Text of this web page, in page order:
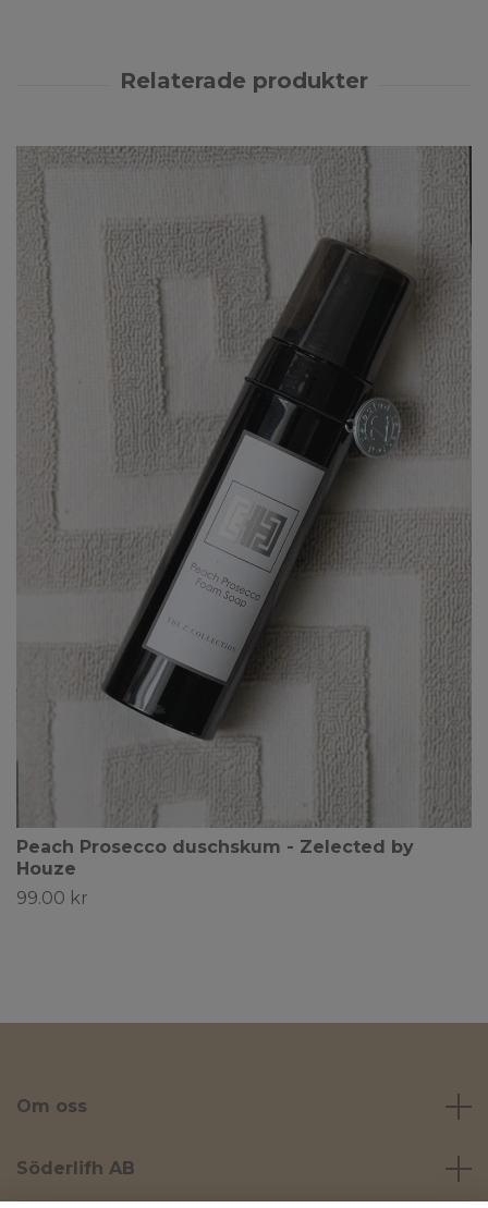
Peach Prosecco duschskum - Zelected by
Houze
99.00 kr
Om oss
Söderlifh AB